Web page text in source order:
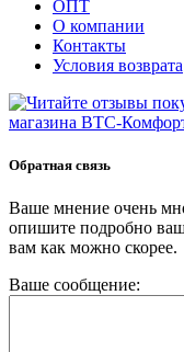
ОПТ
О компании
Контакты
Условия возврата
Обратная связь
Ваше мнение очень
опишите подробно
вам как можно скорее.
Ваше сообщение: